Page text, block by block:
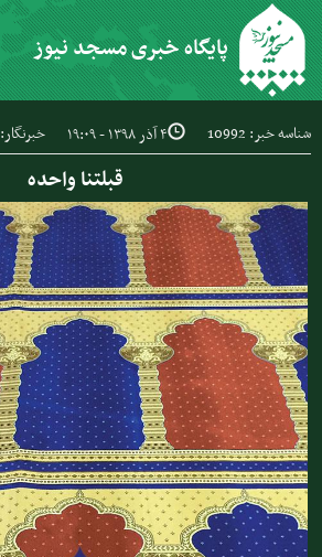
پایگاه خبری مسجد نیوز
شناسه خبر: 10992 ۴ آذر ۱۳۹۸ - ۱۹:۰۹ خبرنگار:
قبلتنا واحده